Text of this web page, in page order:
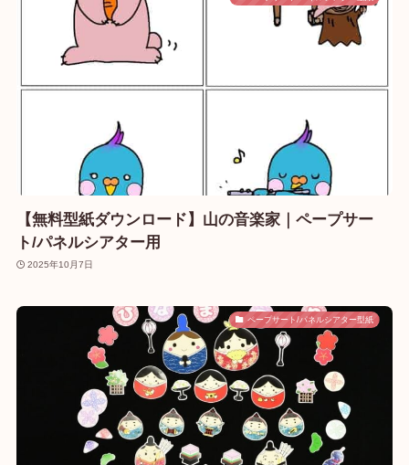
【無料型紙ダウンロード】山の音楽家｜ペープサー
ト/パネルシアター用
2025年10月7日
ペープサート/パネルシアター型紙